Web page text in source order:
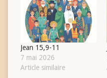
Jean 15,9-11
7 mai 2026
Article similaire